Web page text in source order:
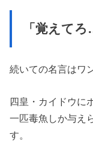
「覚えて
続いての名言はワ
四皇・カイドウに
一匹毒魚しか与え
す。